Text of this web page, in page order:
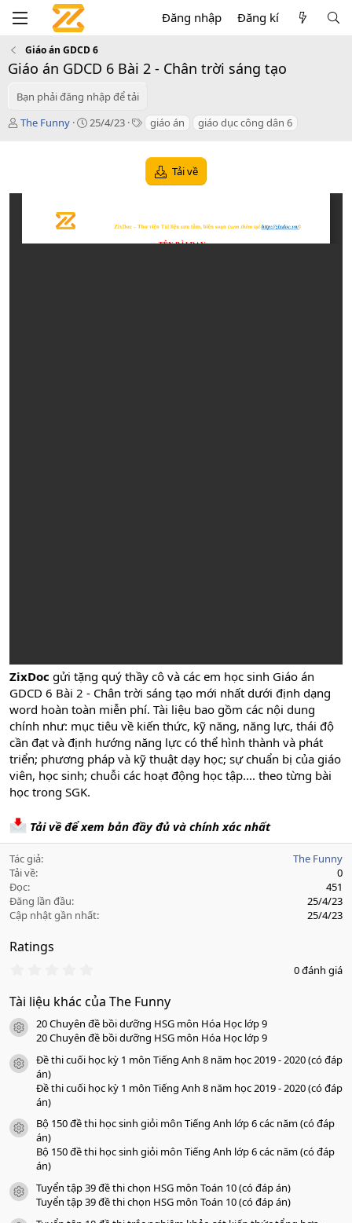
Đăng nhập Đăng kí
Giáo án GDCD 6
Giáo án GDCD 6 Bài 2 - Chân trời sáng tạo
Bạn phải đăng nhập để tải
T
ả
The Funny
C
25/4/23
T
s
giáo án giáo dục công dân 6
Tải về
ZixDoc gửi tặng quý thầy cô và các em học sinh Giáo án
GDCD 6 Bài 2 - Chân trời sáng tạo mới nhất dưới định dạng
word hoàn toàn miễn phí. Tài liệu bao gồm các nội dung
chính như: mục tiêu về kiến thức, kỹ năng, năng lực, thái độ
cần đạt và định hướng năng lực có thể hình thành và phát
triển; phương pháp và kỹ thuật dạy học; sự chuẩn bị của giáo
viên, học sinh; chuỗi các hoạt động học tập.... theo từng bài
học trong SGK.
Tải về để xem bản đầy đủ và chính xác nhất
Tác giả
The Funny
Tải về
0
Đọc
451
Đăng lần đầu
25/4/23
Cập nhật gần nhất
25/4/23
Ratings
0
0
s
a
o
0 đánh giá
Tài liệu khác của The Funny
icon tài liệu
20 Chuyên đề bồi dưỡng HSG môn Hóa Học lớp 9
20 Chuyên đề bồi dưỡng HSG môn Hóa Học lớp 9
icon tài liệu
Đề thi cuối học kỳ 1 môn Tiếng Anh 8 năm học 2019 - 2020 (có đáp
án)
Đề thi cuối học kỳ 1 môn Tiếng Anh 8 năm học 2019 - 2020 (có đáp
án)
icon tài liệu
Bộ 150 đề thi học sinh giỏi môn Tiếng Anh lớp 6 các năm (có đáp
án)
Bộ 150 đề thi học sinh giỏi môn Tiếng Anh lớp 6 các năm (có đáp
án)
icon tài liệu
Tuyển tập 39 đề thi chọn HSG môn Toán 10 (có đáp án)
Tuyển tập 39 đề thi chọn HSG môn Toán 10 (có đáp án)